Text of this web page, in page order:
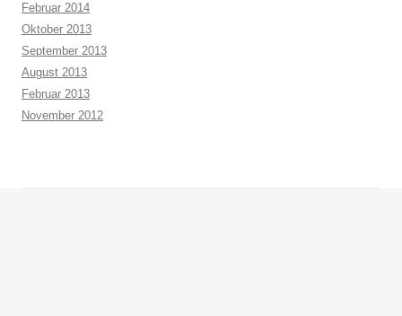
Februar 2014
Oktober 2013
September 2013
August 2013
Februar 2013
November 2012